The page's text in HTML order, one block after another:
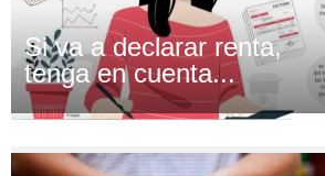
Si va a declarar renta,
tenga en cuenta...